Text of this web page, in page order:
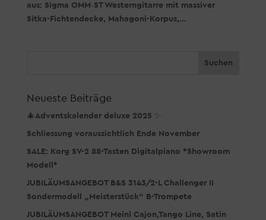
aus: Sigma OMM‑ST Westerngitarre mit massiver
Sitka-Fichtendecke, Mahagoni-Korpus,...
Neueste Beiträge
🎄Adventskalender deluxe 2025 ✨
Schliessung voraussichtlich Ende November
SALE: Korg SV-2 88-Tasten Digitalpiano *Showroom
Modell*
JUBILÄUMSANGEBOT B&S 3143/2-L Challenger II
Sondermodell „Meisterstück“ B-Trompete
JUBILÄUMSANGEBOT Meinl Cajon,Tango Line, Satin